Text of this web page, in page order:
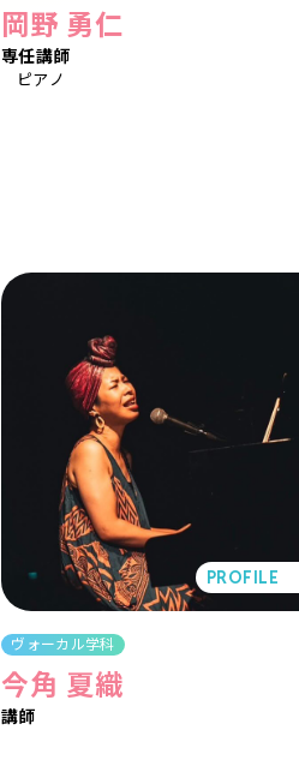
岡野 勇仁
専任講師
ピアノ
PROFILE
ヴォーカル学科
今角 夏織
講師